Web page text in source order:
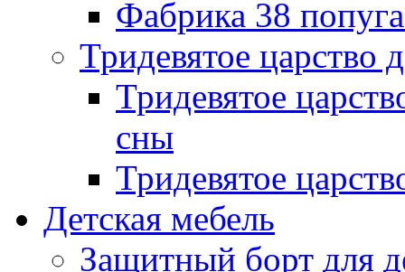
Фабрика 38
Тридевятое царство
Тридевятое
сны
Тридевятое
Детская мебель
Защитный борт для